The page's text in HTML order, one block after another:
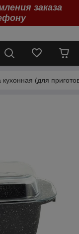
заказа
кухонная (для